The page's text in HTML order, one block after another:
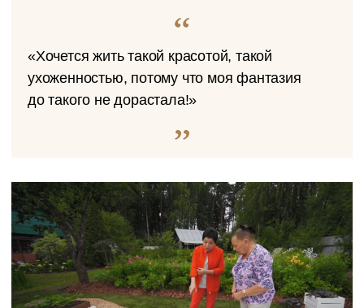
«Хочется жить такой красотой, такой
ухоженностью, потому что моя фантазия
до такого не дорастала!»